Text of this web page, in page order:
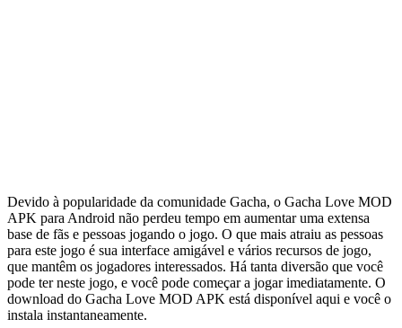
Devido à popularidade da comunidade Gacha, o Gacha Love MOD
APK para Android não perdeu tempo em aumentar uma extensa
base de fãs e pessoas jogando o jogo. O que mais atraiu as pessoas
para este jogo é sua interface amigável e vários recursos de jogo,
que mantêm os jogadores interessados. Há tanta diversão que você
pode ter neste jogo, e você pode começar a jogar imediatamente. O
download do Gacha Love MOD APK está disponível aqui e você o
instala instantaneamente.